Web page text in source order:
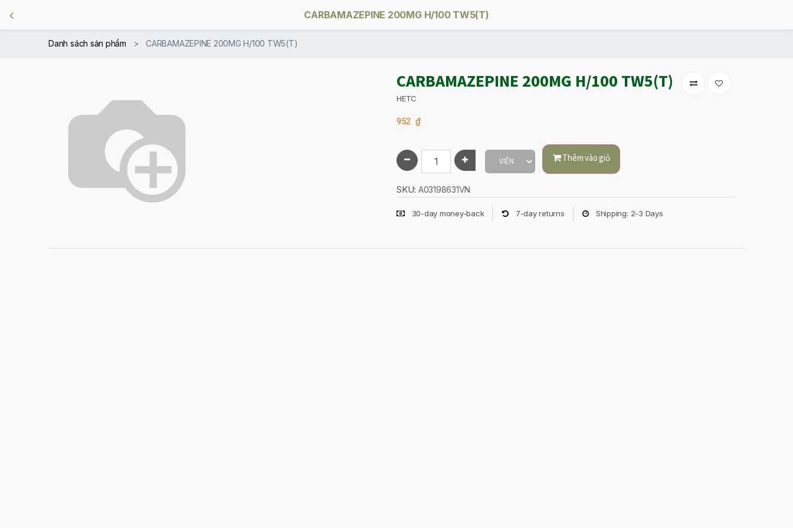
CARBAMAZEPINE 200MG H/100 TW5(T)
Danh sách sản phẩm CARBAMAZEPINE 200MG H/100 TW5(T)
CARBAMAZEPINE 200MG H/100 TW5(T)
HETC
952 ₫
Thêm vào giỏ
SKU: A03198631VN
30-day money-back 7-day returns Shipping: 2-3 Days